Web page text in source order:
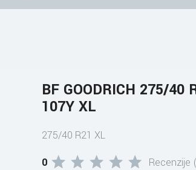
BF GOODRICH 275/40
107Y XL
275/40 R21 XL
0
Recenzije